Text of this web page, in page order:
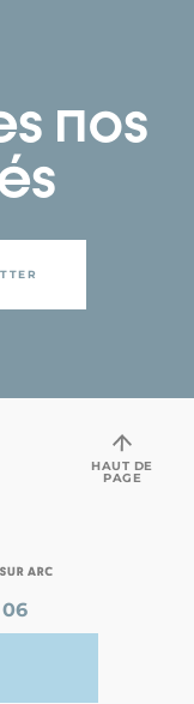
nos
HAUT DE
PAGE